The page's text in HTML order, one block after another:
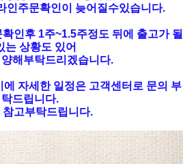
인주문확인이 늦어질수있습니다.
인후 1주~1.5주정도 뒤에 출고가 될
는 상황도 있어
해부탁드리겠습니다.
자세한 일정은 고객센터로 문의 부
탁드립니다.
참고부탁드립니다.